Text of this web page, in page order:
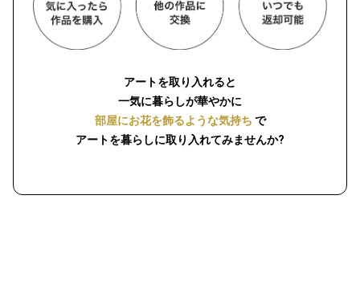
アートを取り入れると
一気に暮らしが華やかに
部屋にお花を飾るような気持ち で
アートを暮らしに取り入れてみませんか?